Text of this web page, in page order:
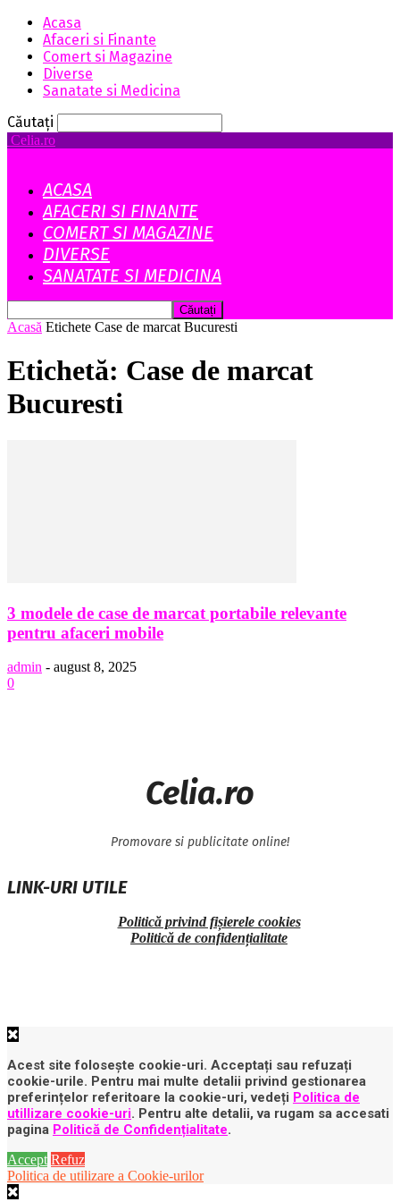
Acasa
Afaceri si Finante
Comert si Magazine
Diverse
Sanatate si Medicina
Căutați
Celia.ro
ACASA
AFACERI SI FINANTE
COMERT SI MAGAZINE
DIVERSE
SANATATE SI MEDICINA
Acasă Etichete Case de marcat Bucuresti
Etichetă: Case de marcat
Bucuresti
3 modele de case de marcat portabile relevante
pentru afaceri mobile
admin - august 8, 2025
0
Celia.ro
Promovare si publicitate online!
LINK-URI UTILE
Politică privind fișierele cookies
Politică de confidențialitate
Acest site folosește cookie-uri. Acceptați sau refuzați
cookie-urile. Pentru mai multe detalii privind gestionarea
preferințelor referitoare la cookie-uri, vedeți Politica de
utillizare cookie-uri. Pentru alte detalii, va rugam sa accesati
pagina Politică de Confidențialitate.
Accept Refuz
Politica de utilizare a Cookie-urilor